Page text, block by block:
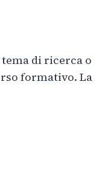
di ricerca o
formativo. La